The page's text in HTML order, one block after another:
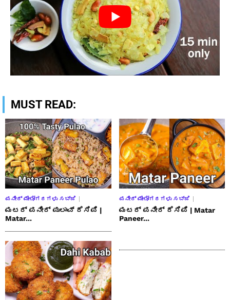
MUST READ:
ಪನೀರ್ ಮೇಲೋಗರಗಳು ಸಬ್ಜಿ
ಮಟರ್ ಪನೀರ್ ಪುಲಾವ್ ರೆಸಿಪಿ |
Matar...
ಪನೀರ್ ಮೇಲೋಗರಗಳು ಸಬ್ಜಿ
ಮಟರ್ ಪನೀರ್ ರೆಸಿಪಿ | Matar
Paneer...